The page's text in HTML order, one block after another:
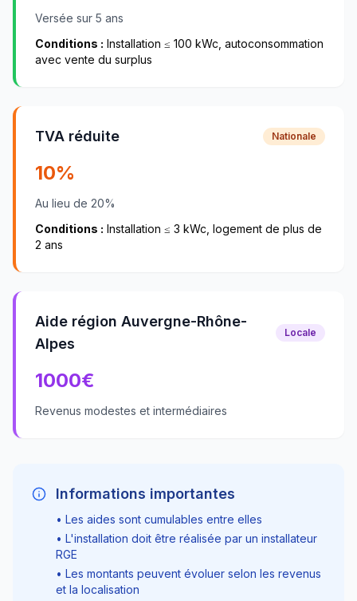
Versée sur 5 ans
Conditions : Installation ≤ 100 kWc, autoconsommation
avec vente du surplus
TVA réduite Nationale
10%
Au lieu de 20%
Conditions : Installation ≤ 3 kWc, logement de plus de
2 ans
Aide région Auvergne-Rhône-
Alpes
Locale
1000€
Revenus modestes et intermédiaires
Informations importantes
• Les aides sont cumulables entre elles
• L'installation doit être réalisée par un installateur
RGE
• Les montants peuvent évoluer selon les revenus
et la localisation